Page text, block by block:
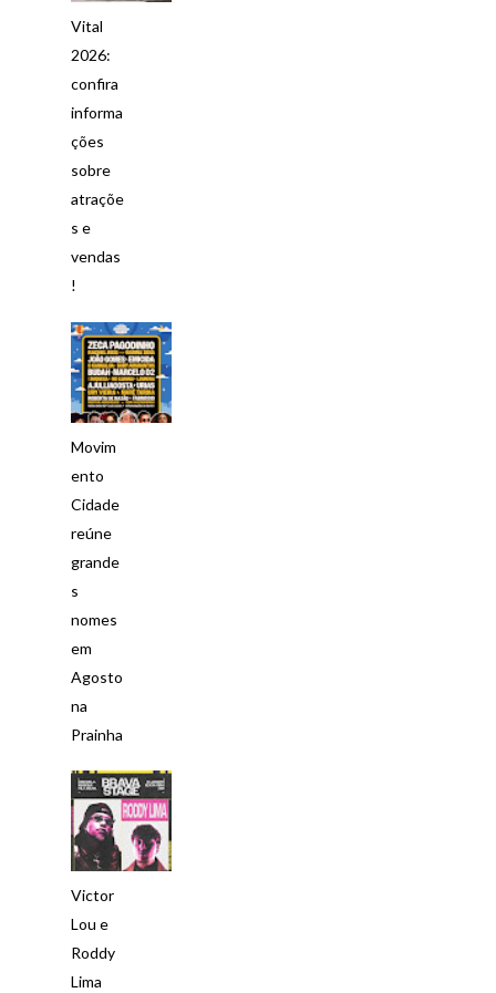
Vital
2026:
confira
informa
ções
sobre
atraçõe
s e
vendas
!
Movim
ento
Cidade
reúne
grande
s
nomes
em
Agosto
na
Prainha
Victor
Lou e
Roddy
Lima